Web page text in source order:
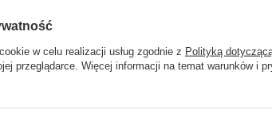
Maxlight W0432 Lux
Maxlight
w celu realizacji usług zgodnie z Polityką
przeglądarce. Więcej informacji na temat warunków i